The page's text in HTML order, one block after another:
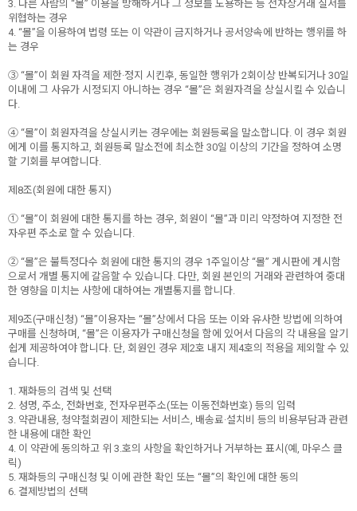
3. 다른 사람의 “몰” 이용을 방해하거나 그 정보를 도용하는 등 전자상거래 질서를
위협하는 경우
4. “몰”을 이용하여 법령 또는 이 약관이 금지하거나 공서양속에 반하는 행위를 하
는 경우
③ “몰”이 회원 자격을 제한·정지 시킨후, 동일한 행위가 2회이상 반복되거나 30일
이내에 그 사유가 시정되지 아니하는 경우 “몰”은 회원자격을 상실시킬 수 있습니
다.
④ “몰”이 회원자격을 상실시키는 경우에는 회원등록을 말소합니다. 이 경우 회원
에게 이를 통지하고, 회원등록 말소전에 최소한 30일 이상의 기간을 정하여 소명
할 기회를 부여합니다.
제8조(회원에 대한 통지)
① “몰”이 회원에 대한 통지를 하는 경우, 회원이 “몰”과 미리 약정하여 지정한 전
자우편 주소로 할 수 있습니다.
② “몰”은 불특정다수 회원에 대한 통지의 경우 1주일이상 “몰” 게시판에 게시함
으로서 개별 통지에 갈음할 수 있습니다. 다만, 회원 본인의 거래와 관련하여 중대
한 영향을 미치는 사항에 대하여는 개별통지를 합니다.
제9조(구매신청) “몰”이용자는 “몰”상에서 다음 또는 이와 유사한 방법에 의하여
구매를 신청하며, “몰”은 이용자가 구매신청을 함에 있어서 다음의 각 내용을 알기
쉽게 제공하여야 합니다. 단, 회원인 경우 제2호 내지 제4호의 적용을 제외할 수 있
습니다.
1. 재화등의 검색 및 선택
2. 성명, 주소, 전화번호, 전자우편주소(또는 이동전화번호) 등의 입력
3. 약관내용, 청약철회권이 제한되는 서비스, 배송료·설치비 등의 비용부담과 관련
한 내용에 대한 확인
4. 이 약관에 동의하고 위 3.호의 사항을 확인하거나 거부하는 표시(예, 마우스 클
릭)
5. 재화등의 구매신청 및 이에 관한 확인 또는 “몰”의 확인에 대한 동의
6. 결제방법의 선택